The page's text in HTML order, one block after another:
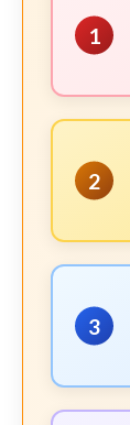
1
2
3